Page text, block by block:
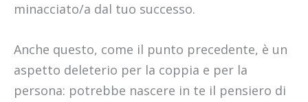
minacciato/a dal tuo successo.
Anche questo, come il punto precedente, è un
aspetto deleterio per la coppia e per la
persona: potrebbe nascere in te il pensiero di